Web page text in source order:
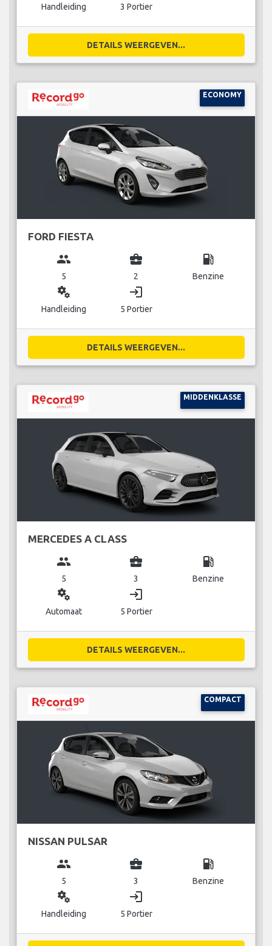
Handleiding 3 Portier
DETAILS WEERGEVEN...
ECONOMY
FORD FIESTA
group
5
business_center
2
local_gas_station
Benzine
miscellaneous_services
Handleiding
login
5 Portier
DETAILS WEERGEVEN...
MIDDENKLASSE
MERCEDES A CLASS
group
5
business_center
3
local_gas_station
Benzine
miscellaneous_services
Automaat
login
5 Portier
DETAILS WEERGEVEN...
COMPACT
NISSAN PULSAR
group
5
business_center
3
local_gas_station
Benzine
miscellaneous_services
Handleiding
login
5 Portier